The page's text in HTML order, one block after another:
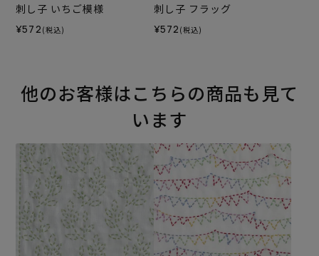
刺し子 いちご模様
¥572 (税込)
刺し子 フラッグ
¥572 (税込)
他のお客様はこちらの商品も見て
います